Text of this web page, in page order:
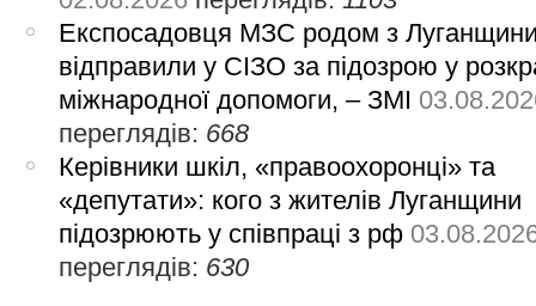
Експосадовця МЗС родом з
відправили у СІЗО за підозрою у
міжнародної допомоги, – ЗМІ
переглядів: 668
Керівники шкіл, «правоохоронці» та
«депутати»: кого з жителів Луганщини
підозрюють у співпраці з рф
переглядів: 630